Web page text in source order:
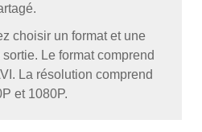
choisir un format et une
Le format comprend
La résolution comprend
et 1080P.